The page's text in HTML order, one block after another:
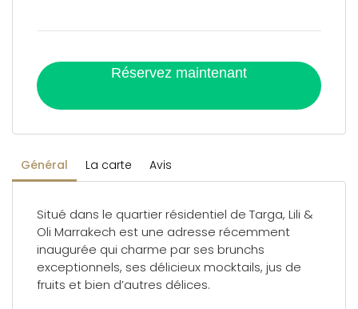
Général La carte Avis
Situé dans le quartier résidentiel de Targa, Lili &
Oli Marrakech est une adresse récemment
inaugurée qui charme par ses brunchs
exceptionnels, ses délicieux mocktails, jus de
fruits et bien d’autres délices.
Réservez maintenant